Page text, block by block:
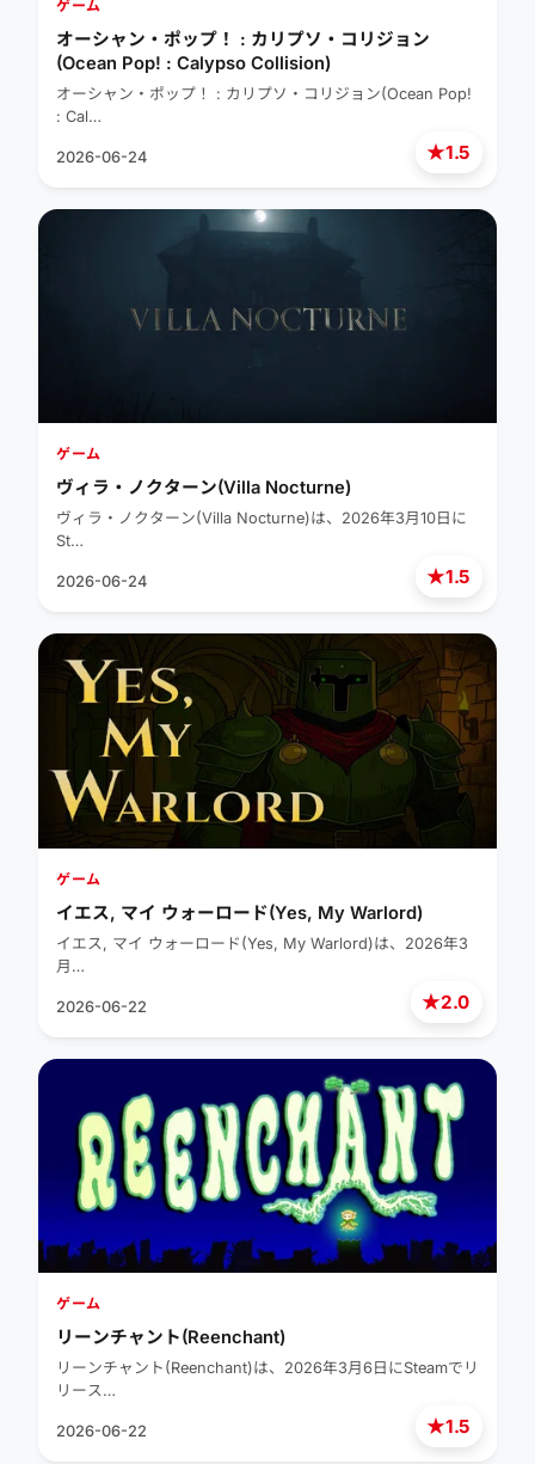
★1.5
ゲーム
オーシャン・ポップ！ : カリプソ・コリジョン
(Ocean Pop! : Calypso Collision)
オーシャン・ポップ！ : カリプソ・コリジョン(Ocean Pop!
: Cal…
2026-06-24
★1.5
ゲーム
ヴィラ・ノクターン(Villa Nocturne)
ヴィラ・ノクターン(Villa Nocturne)は、2026年3月10日に
St…
2026-06-24
★2.0
ゲーム
イエス, マイ ウォーロード(Yes, My Warlord)
イエス, マイ ウォーロード(Yes, My Warlord)は、2026年3
月…
2026-06-22
★1.5
ゲーム
リーンチャント(Reenchant)
リーンチャント(Reenchant)は、2026年3月6日にSteamでリ
リース…
2026-06-22